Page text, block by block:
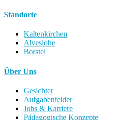
Standorte
Kaltenkirchen
Alveslohe
Borstel
Über Uns
Gesichter
Aufgabenfelder
Jobs & Karriere
Pädagogische Konzepte